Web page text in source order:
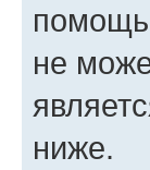
не
ниже.